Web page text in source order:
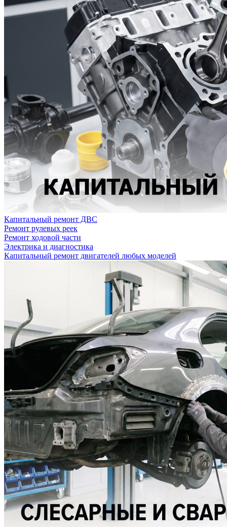
Капитальный ремонт ДВС
Ремонт рулевых реек
Ремонт ходовой части
Электрика и диагностика
Капитальный ремонт двигателей любых моделей